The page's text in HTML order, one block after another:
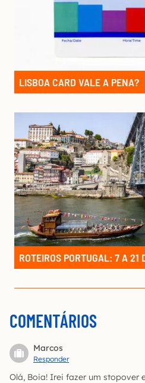
LISBOA CARD VALE A PENA?
ROTEIROS PORTUGAL: 7 A 21
COMENTÁRIOS
Marcos
Responder
Olá, Boia! Irei fazer um stopover